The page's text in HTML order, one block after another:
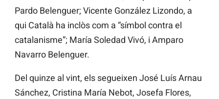
Pardo Belenguer; Vicente González Lizondo, a
qui Català ha inclòs com a “símbol contra el
catalanisme”; María Soledad Vivó, i Amparo
Navarro Belenguer.
Del quinze al vint, els segueixen José LuísArnau
Sánchez, Cristina María Nebot, Josefa Flores,